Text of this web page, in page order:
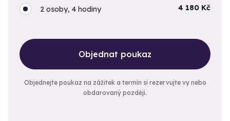
2 osoby, 4 hodiny 4 180 Kč
Objednat poukaz
Objednejte poukaz na zážitek a termín si rezervujte vy nebo
obdarovaný později.